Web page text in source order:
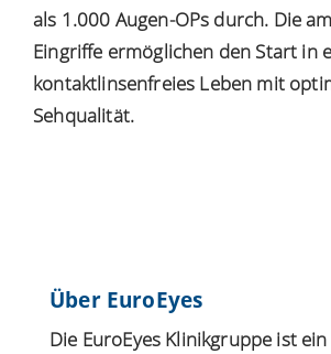
als 1.000 Augen-OPs durch. Die
Eingriffe ermöglichen den Start in
kontaktlinsenfreies Leben mit
Sehqualität.
Über EuroEyes
Die EuroEyes Klinikgruppe ist